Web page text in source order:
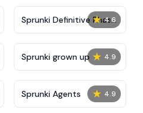
★ 4.6
Sprunki Definitive Phase
7
★ 4.9
Sprunki grown up
★ 4.9
Sprunki Agents